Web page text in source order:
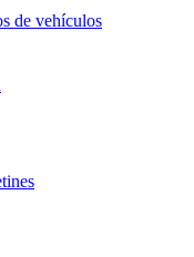
de vehículos